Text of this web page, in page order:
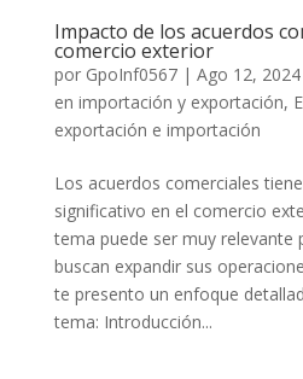
Impacto de los acuerdos
comercio exterior
por GpoInf0567| Ago 12, 2024
en importación y exportación,
exportación e importación
Los acuerdos comerciales
significativo en el comercio
tema puede ser muy relevante
buscan expandir sus
te presento un enfoque
tema: Introducción...